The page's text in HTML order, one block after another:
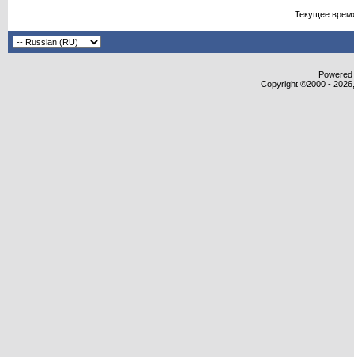
Текущее
Copyright ©2000 -